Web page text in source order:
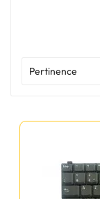
Pertinence